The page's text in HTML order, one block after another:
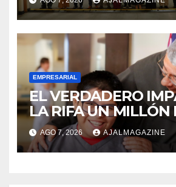
oportunidades de
EMPRESARIAL
EL VERDADERO
LA RIFA UN MILLÓN
AMIGOS HOY POR
MAÑANA POR MÍ
AGO 7, 2026 AJALMAGAZINE